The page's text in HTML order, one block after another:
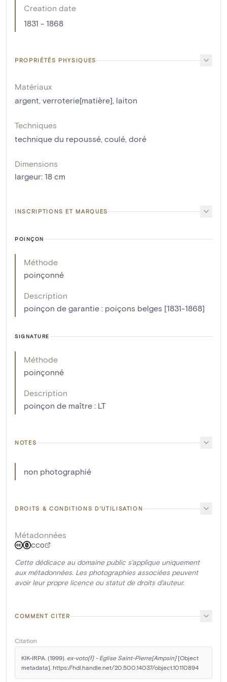
Creation date
1831 - 1868
PROPRIÉTÉS PHYSIQUES
Matériaux
argent, verroterie[matière], laiton
Techniques
technique du repoussé, coulé, doré
Dimensions
largeur: 18 cm
INSCRIPTIONS ET MARQUES
POINÇON
Méthode
poinçonné
Description
poinçon de garantie : poiçons belges [1831-1868]
SIGNATURE
Méthode
poinçonné
Description
poinçon de maître : LT
NOTES
non photographié
DROITS & CONDITIONS D'UTILISATION
Métadonnées
CC0
Cette dédicace au domaine public s'applique uniquement
aux métadonnées. Les photographies associées peuvent
avoir leur propre licence ou statut de droits d'auteur.
COMMENT CITER
Citation
KIK-IRPA. (1999). ex-voto[f] - Eglise Saint-Pierre[Ampsin] [Object
metadata]. https://hdl.handle.net/20.500.14037/object.10110894